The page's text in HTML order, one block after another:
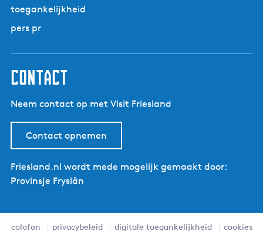
toegankelijkheid
pers pr
contact
Neem contact op met Visit Friesland
Contact opnemen
Friesland.nl wordt mede mogelijk gemaakt door:
Provinsje Fryslân
colofon privacybeleid digitale toegankelijkheid cookies